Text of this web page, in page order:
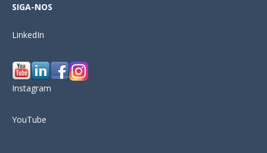
SIGA-NOS
LinkedIn
Instagram
YouTube